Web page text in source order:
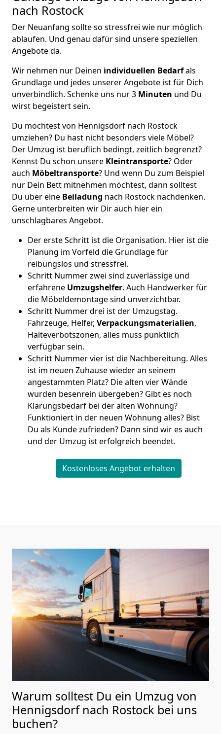
nach Rostock
Der Neuanfang sollte so stressfrei wie nur möglich
ablaufen. Und genau dafür sind unsere speziellen
Angebote da.
Wir nehmen nur Deinen individuellen Bedarfals
Grundlage und jedes unserer Angebote ist für Dich
unverbindlich. Schenke uns nur 3 Minuten und Du
wirst begeistert sein.
Du möchtest von Hennigsdorf nach Rostock
umziehen? Du hast nicht besonders viele Möbel?
Der Umzug ist beruflich bedingt, zeitlich begrenzt?
Kennst Du schon unsere Kleintransporte? Oder
auch Möbeltransporte? Und wenn Du zum Beispiel
nur Dein Bett mitnehmen möchtest, dann solltest
Du über eine Beiladung nach Rostock nachdenken.
Gerne unterbreiten wir Dir auch hier ein
unschlagbares Angebot.
Der erste Schritt ist die Organisation. Hier ist die
Planung im Vorfeld die Grundlage für
reibungslos und stressfrei.
Schritt Nummer zwei sind zuverlässige und
erfahrene Umzugshelfer. Auch Handwerker für
die Möbeldemontage sind unverzichtbar.
Schritt Nummer drei ist der Umzugstag.
Fahrzeuge, Helfer, Verpackungsmaterialien,
Halteverbotszonen, alles muss pünktlich
verfügbar sein.
Schritt Nummer vier ist die Nachbereitung. Alles
ist im neuen Zuhause wieder an seinem
angestammten Platz? Die alten vier Wände
wurden besenrein übergeben? Gibt es noch
Klärungsbedarf bei der alten Wohnung?
Funktioniert in der neuen Wohnung alles? Bist
Du als Kunde zufrieden? Dann sind wir es auch
und der Umzug ist erfolgreich beendet.
Kostenloses Angebot erhalten
Warum solltest Du ein Umzug von
Hennigsdorf nach Rostock bei uns
buchen?